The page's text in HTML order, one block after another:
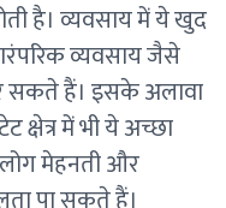
है। व्यवसाय में ये खुद
व्यवसाय जैसे
सकते हैं। इसके अलावा
क्षेत्र में भी ये अच्छा
मेहनती और